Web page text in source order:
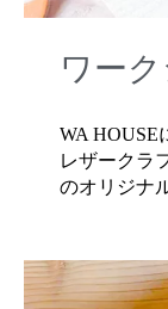
ワー
WA HOUSE
レザークラ
のオリジナ